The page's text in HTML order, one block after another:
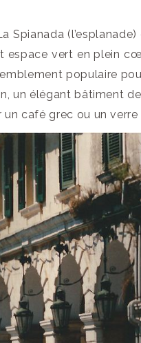
Spianada
espace vert en plein
populaire
un élégant bâtiment
café grec ou un